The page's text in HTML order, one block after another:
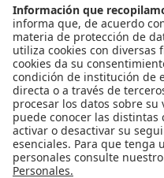
Información de
info@aneia.edu.co
Bogotá, Colombia
Enlaces de interés
Iniciar sesión
Política de tratamiento